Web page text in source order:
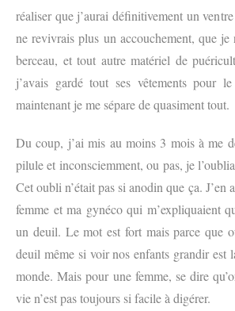
réaliser que j’aurai définitivement un
ne revivrais plus un accouchement, que je
berceau, et tout autre matériel de
j’avais gardé tout ses vêtements pour
maintenant je me sépare de quasiment tout.
Du coup, j’ai mis au moins 3 mois à me
pilule et inconsciemment, ou pas, je
Cet oubli n’était pas si anodin que ça. J’en
femme et ma gynéco qui m’expliquaient
un deuil. Le mot est fort mais parce que
deuil même si voir nos enfants grandir est
monde. Mais pour une femme, se dire
vie n’est pas toujours si facile à digérer.